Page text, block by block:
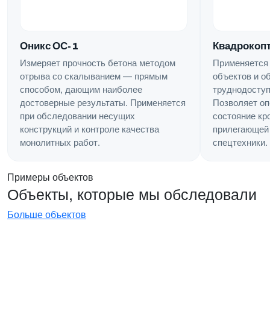
Оникс ОС-1
Измеряет прочность бетона методом
отрыва со скалыванием — прямым
способом, дающим наиболее
достоверные результаты. Применяется
при обследовании несущих
конструкций и контроле качества
монолитных работ.
объектов и
Позволяет
состояние
спецтехники.
Примеры объектов
Объекты, которые мы обследовали
Больше объектов